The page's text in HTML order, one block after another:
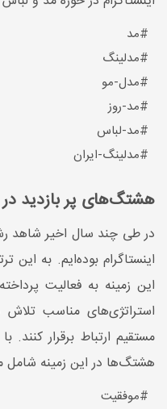
#مد
#مدلینگ
#مدل-مو
#مد-روز
#مد-لباس
#مدلینگ-ایران
هشتگ‌های پر بازدید
در طی چند سال اخیر شاهد
اینستاگرام بوده‌ایم. به این
این زمینه به فعالیت
استراتژی‌های مناسب تلاش
مستقیم ارتباط برقرار کنند.
هشتگ‌ها در این زمینه شامل
#موفقیت